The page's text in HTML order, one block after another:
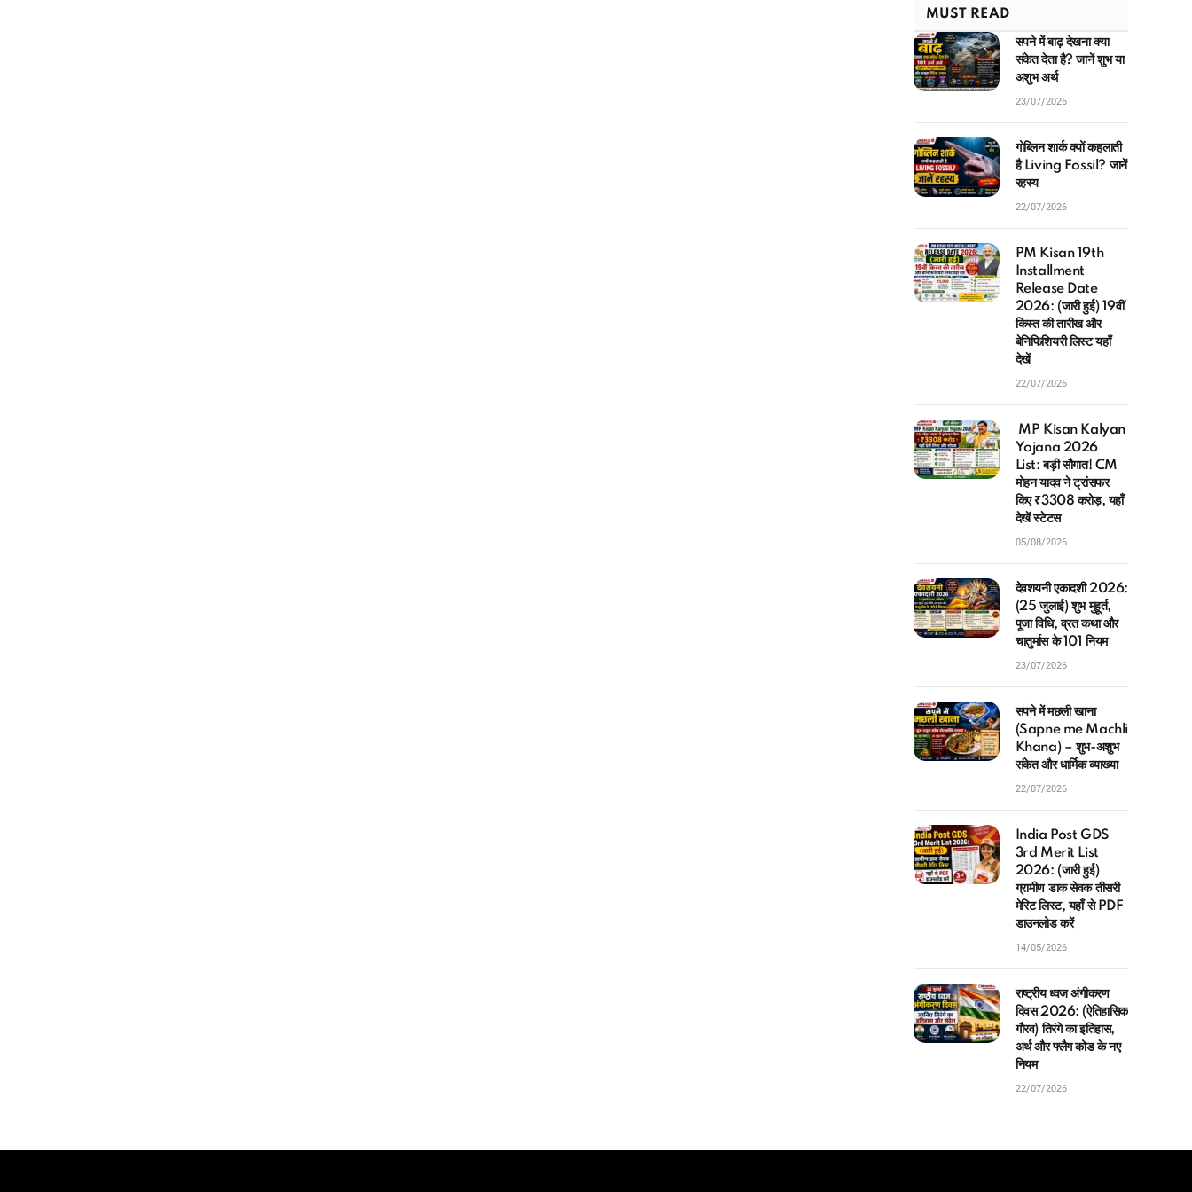
MUST READ
सपने में बाढ़ देखना क्या
संकेत देता है? जानें शुभ या
अशुभ अर्थ
23/07/2026
गोब्लिन शार्क क्यों कहलाती
है Living Fossil? जानें
रहस्य
22/07/2026
PM Kisan 19th
Installment
Release Date
2026: (जारी हुई) 19वीं
किस्त की तारीख और
बेनिफिशियरी लिस्ट यहाँ
देखें
22/07/2026
MP Kisan Kalyan
Yojana 2026
List: बड़ी सौगात! CM
मोहन यादव ने ट्रांसफर
किए ₹3308 करोड़, यहाँ
देखें स्टेटस
05/08/2026
देवशयनी एकादशी 2026:
(25 जुलाई) शुभ मुहूर्त,
पूजा विधि, व्रत कथा और
चातुर्मास के 101 नियम
23/07/2026
सपने में मछली खाना
(Sapne me Machli
Khana) – शुभ-अशुभ
संकेत और धार्मिक व्याख्या
22/07/2026
India Post GDS
3rd Merit List
2026: (जारी हुई)
ग्रामीण डाक सेवक तीसरी
मेरिट लिस्ट, यहाँ से PDF
डाउनलोड करें
14/05/2026
राष्ट्रीय ध्वज अंगीकरण
दिवस 2026: (ऐतिहासिक
गौरव) तिरंगे का इतिहास,
अर्थ और फ्लैग कोड के नए
नियम
22/07/2026